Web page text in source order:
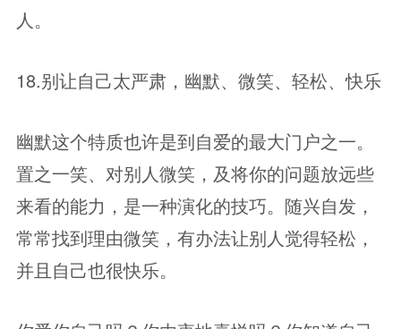
人。
18.别让自己太严肃，幽默、微笑、轻松、快乐
幽默这个特质也许是到自爱的最大门户之一。
置之一笑、对别人微笑，及将你的问题放远些
来看的能力，是一种演化的技巧。随兴自发，
常常找到理由微笑，有办法让别人觉得轻松，
并且自己也很快乐。